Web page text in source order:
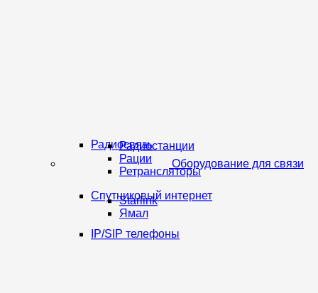
Оборудование для связи
Радиосвязь
Радиостанции
Рации
Ретрансляторы
Спутниковый интернет
Starlink
Ямал
IP/SIP телефоны